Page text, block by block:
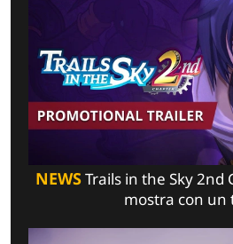
NEWSTrails in the Sky 2nd
mostra con un